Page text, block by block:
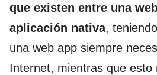
que existen entre una
aplicación nativa,
una web app siempre
Internet, mientras que esto